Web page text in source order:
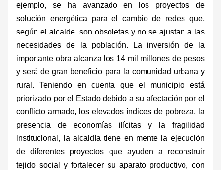
ejemplo, se ha avanzado en los proyectos de
solución energética para el cambio de redes que,
según el alcalde, son obsoletas y no se ajustan a las
necesidades de la población. La inversión de la
importante obra alcanza los 14 mil millones de pesos
y será de gran beneficio para la comunidad urbana y
rural. Teniendo en cuenta que el municipio está
priorizado por el Estado debido a su afectación por el
conflicto armado, los elevados índices de pobreza, la
presencia de economías ilícitas y la fragilidad
institucional, la alcaldía tiene en mente la ejecución
de diferentes proyectos que ayuden a reconstruir
tejido social y fortalecer su aparato productivo, con